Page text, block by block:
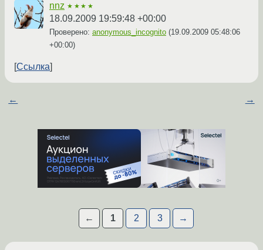
nnz ★★★★
18.09.2009 19:59:48 +00:00
Проверено: anonymous_incognito (19.09.2009 05:48:06
+00:00)
Ссылка
← →
← 1 2 3 →